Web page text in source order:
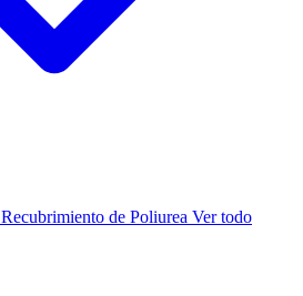
Recubrimiento de Poliurea Ver todo